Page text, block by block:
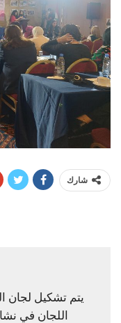
شارك
يتم تشكيل لجان
اللجان في